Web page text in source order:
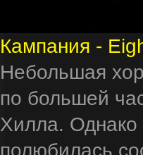
Кампания -
Небольшая
по большей
Хилла. Однако
полюбилась